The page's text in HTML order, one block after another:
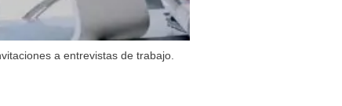
a entrevistas de trabajo.